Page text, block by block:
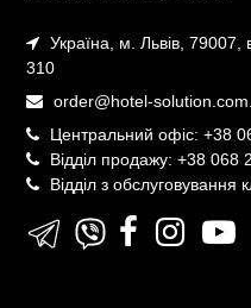
Україна, м. Львів,
310
order@hotel-
Центральний офіс: +38
Відділ продажу: +38 068
Відділ з обслуговування